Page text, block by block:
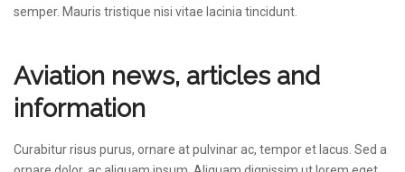
semper. Mauris tristique nisi vitae lacinia tincidunt.
Aviation news, articles and
information
Curabitur risus purus, ornare at pulvinar ac, tempor et lacus. Sed a